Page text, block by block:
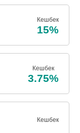
Кешбек
15%
Кешбек
3.75%
Кешбек